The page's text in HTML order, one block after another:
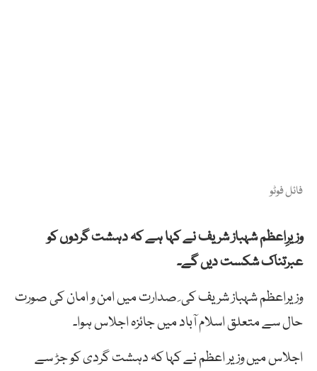
فائل فوٹو
وزیرِاعظم شہباز شریف نے کہا ہے کہ دہشت گردوں کو
عبرتناک شکست دیں گے۔
وزیراعظم شہباز شریف کی ِ صدارت میں امن و امان کی صورت
حال سے متعلق اسلام آباد میں جائزہ اجلاس ہوا۔
اجلاس میں وزیر اعظم نے کہا کہ دہشت گردی کو جڑ سے